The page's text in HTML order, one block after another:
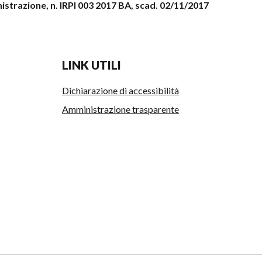
n. IRPI 003 2017 BA, scad. 02/11/2017
LINK UTILI
Dichiarazione di accessibilità
Amministrazione trasparente